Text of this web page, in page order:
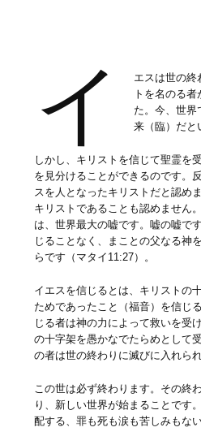
イ
エスは世の終
トを名のる
た。今、世界
来（臨）だと
しかし、キリストを信じて聖霊を
を見分けることができるのです。
スを人となったキリストだと認め
キリストであることも認めません
は、世界最大の嘘です。嘘の嘘で
じることなく、まことの父なる神
らです（マタイ11:27）。
イエスを信じるとは、キリストの
ためであったこと（福音）を信じ
じる者は神の力によって救いを受
の十字架を愚かなでたらめとして
の者は世の終わりに滅びに入れられ
この世は必ず終わります。その終
り、新しい世界が始まることです
配する、罪も死も涙も苦しみもな